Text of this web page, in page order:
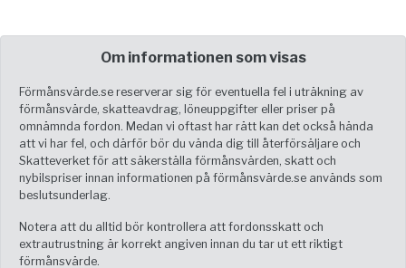
Om informationen som visas
Förmånsvärde.se reserverar sig för eventuella fel i uträkning av
förmånsvärde, skatteavdrag, löneuppgifter eller priser på
omnämnda fordon. Medan vi oftast har rätt kan det också hända
att vi har fel, och därför bör du vända dig till återförsäljare och
Skatteverket för att säkerställa förmånsvärden, skatt och
nybilspriser innan informationen på förmånsvärde.se används som
beslutsunderlag.
Notera att du alltid bör kontrollera att fordonsskatt och
extrautrustning är korrekt angiven innan du tar ut ett riktigt
förmånsvärde.